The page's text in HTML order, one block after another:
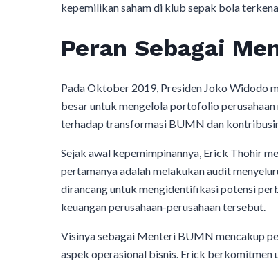
kepemilikan saham di klub sepak bola
Peran Sebagai
Pada Oktober 2019, Presiden Joko Widodo
besar untuk mengelola portofolio
terhadap transformasi BUMN dan
Sejak awal kepemimpinannya, Erick Thohir
pertamanya adalah melakukan audit
dirancang untuk mengidentifikasi potensi
keuangan perusahaan-perusahaan tersebut.
Visinya sebagai Menteri BUMN mencakup
aspek operasional bisnis. Erick